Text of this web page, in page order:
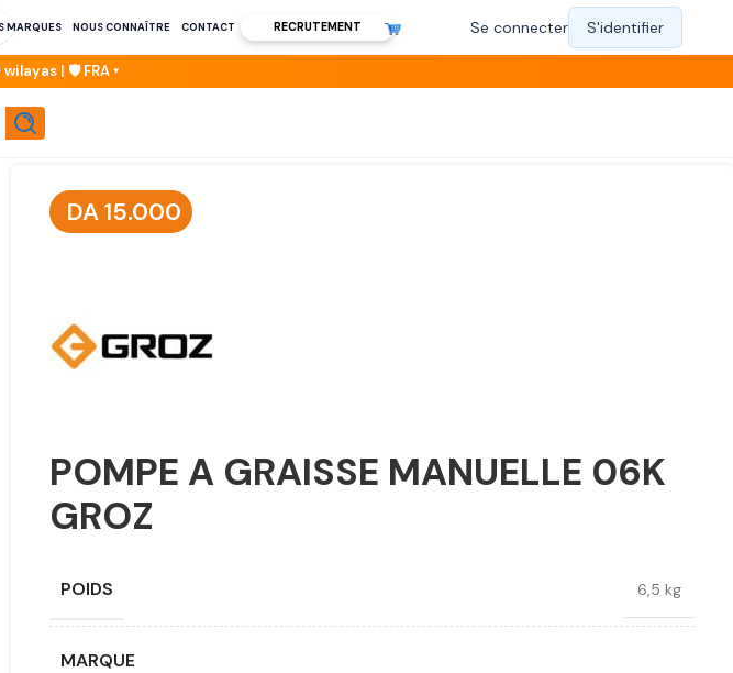
MARQUES NOUS CONNAÎTRE CONTACT RECRUTEMENT
DA15.000
POMPE A GRAISSE MANUELLE 06K
GROZ
POIDS 6,5 kg
MARQUE